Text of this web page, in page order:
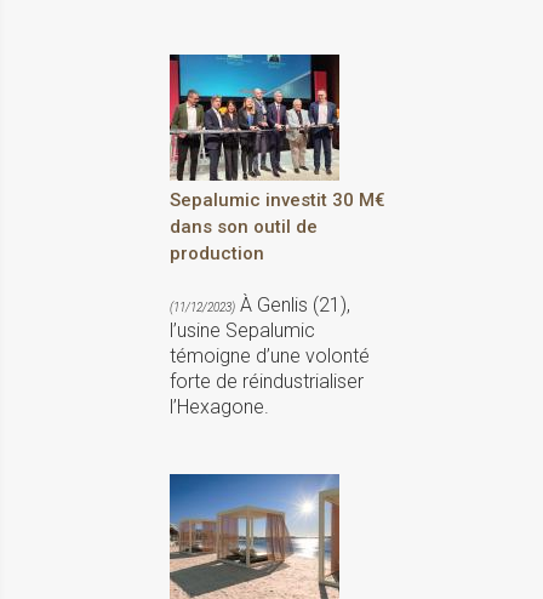
Sepalumic investit 30 M€
dans son outil de
production
(11/12/2023) À Genlis (21),
l’usine Sepalumic
témoigne d’une volonté
forte de réindustrialiser
l’Hexagone.